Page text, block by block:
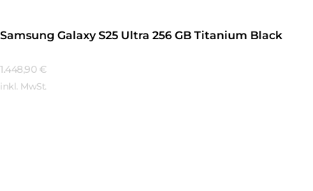
Samsung Galaxy S25 Ultra 256 GB Titanium Black
1.448,90 €
inkl. MwSt.